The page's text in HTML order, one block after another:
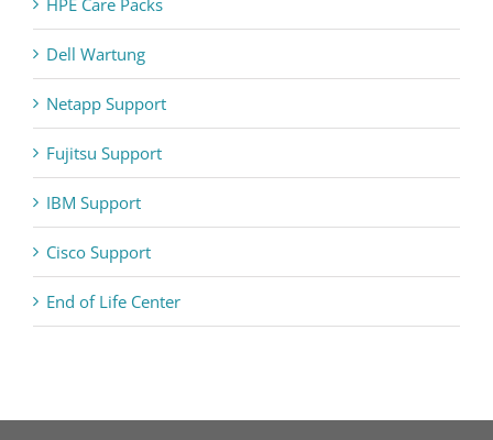
HPE Care Packs
Dell Wartung
Netapp Support
Fujitsu Support
IBM Support
Cisco Support
End of Life Center